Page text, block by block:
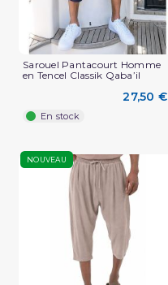
Sarouel Pantacourt Homme
en Tencel Classik Qaba’il
27,50 €
En stock
NOUVEAU